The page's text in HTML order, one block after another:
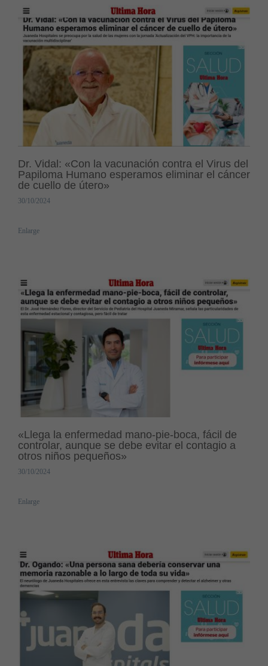
Dr. Vidal: «Con la vacunación contra el Virus del
Papiloma Humano esperamos eliminar el cáncer
de cuello de útero»
30/10/2024
Enlarge
«Llega la enfermedad mano-pie-boca, fácil de
controlar, aunque se debe evitar el contagio a
otros niños pequeños»
30/10/2024
Enlarge